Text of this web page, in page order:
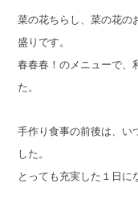
菜の花ちらし、菜の花の
盛りです。
春春春！のメニューで、
た。
手作り食事の前後は、い
した。
とっても充実した１日に